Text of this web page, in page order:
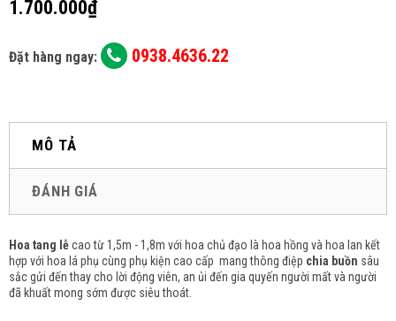
1.700.000₫
Đặt hàng ngay: 0938.4636.22
MÔ TẢ
ĐÁNH GIÁ
Hoa tang lễcao từ 1,5m - 1,8m với hoa chủ đạo là hoa hồng và hoa lan kết
hợp với hoa lá phụ cùng phụ kiện cao cấp mang thông điệp chia buồn sâu
sắc gửi đến thay cho lời động viên, an ủi đến gia quyến người mất và người
đã khuất mong sớm được siêu thoát.